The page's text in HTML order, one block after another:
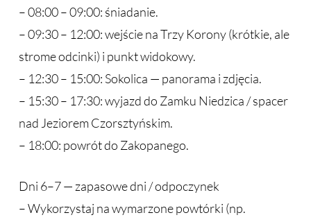
– 08:00 – 09:00: śniadanie.
– 09:30 – 12:00: wejście na Trzy Korony (krótkie, ale
strome odcinki) i punkt widokowy.
– 12:30 – 15:00: Sokolica — panorama i zdjęcia.
– 15:30 – 17:30: wyjazd do Zamku Niedzica / spacer
nad Jeziorem Czorsztyńskim.
– 18:00: powrót do Zakopanego.
Dni 6–7 — zapasowe dni / odpoczynek
– Wykorzystaj na wymarzone powtórki (np.